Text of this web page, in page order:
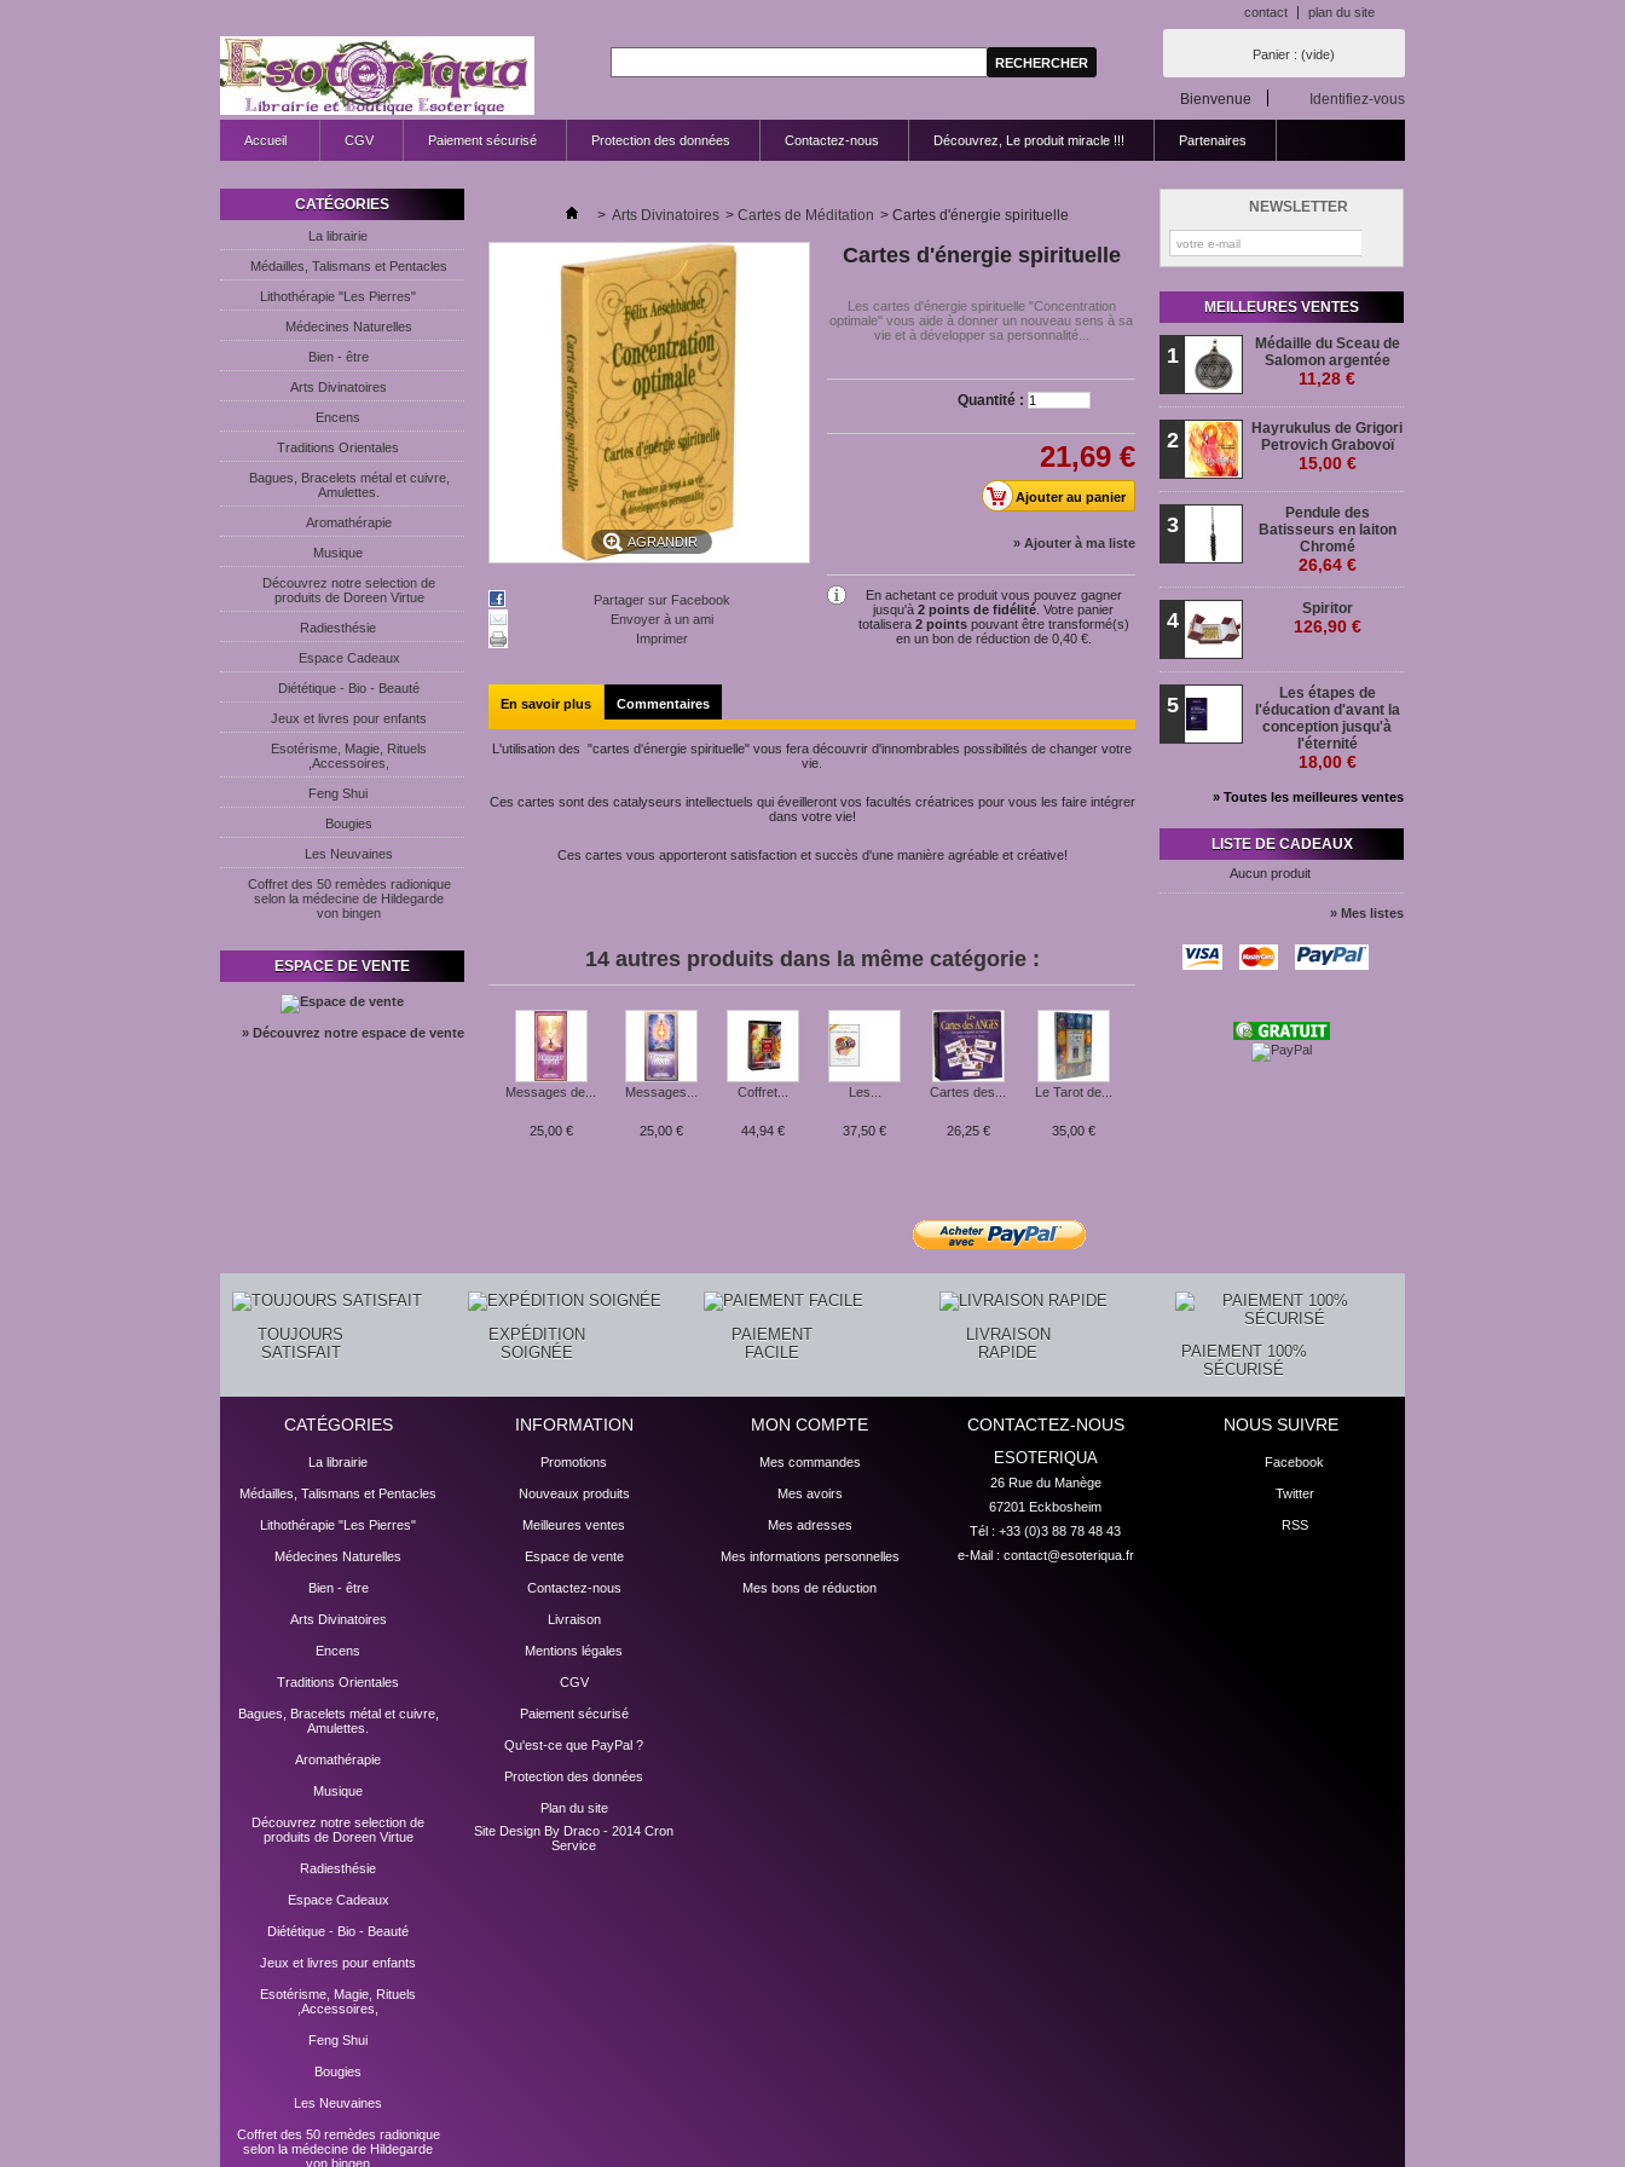
contact plan du site
Panier : (vide)
Bienvenue Identifiez-vous
Accueil CGV Paiement sécurisé Protection des données Contactez-nous Découvrez, Le produit miracle !!! Partenaires
CATÉGORIES
La librairie
Médailles, Talismans et Pentacles
Lithothérapie "Les Pierres"
Médecines Naturelles
Bien - être
Arts Divinatoires
Encens
Traditions Orientales
Bagues, Bracelets métal et cuivre,
Amulettes.
Aromathérapie
Musique
Découvrez notre selection de
produits de Doreen Virtue
Radiesthésie
Espace Cadeaux
Diététique - Bio - Beauté
Jeux et livres pour enfants
Esotérisme, Magie, Rituels
,Accessoires,
Feng Shui
Bougies
Les Neuvaines
Coffret des 50 remèdes radionique
selon la médecine de Hildegarde
von bingen
ESPACE DE VENTE
» Découvrez notre espace de vente
> Arts Divinatoires > Cartes de Méditation > Cartes d'énergie spirituelle
AGRANDIR
Partager sur Facebook
Envoyer à un ami
Imprimer
Cartes d'énergie spirituelle
Les cartes d'énergie spirituelle "Concentration
optimale" vous aide à donner un nouveau sens à sa
vie et à développer sa personnalité...
Quantité :
21,69 €
» Ajouter à ma liste
En achetant ce produit vous pouvez gagner
jusqu'à 2 points de fidélité . Votre panier
totalisera 2pointspouvant être transformé(s)
en un bon de réduction de 0,40 €.
En savoir plus Commentaires
L'utilisation des "cartes d'énergie spirituelle" vous fera découvrir d'innombrables possibilités de changer votre
vie.
Ces cartes sont des catalyseurs intellectuels qui éveilleront vos facultés créatrices pour vous les faire intégrer
dans votre vie!
Ces cartes vous apporteront satisfaction et succès d'une manière agréable et créative!
14 autres produits dans la même catégorie :
Messages de...
25,00 €
Messages...
25,00 €
Coffret...
44,94 €
Les...
37,50 €
Cartes des...
26,25 €
Le Tarot de...
35,00 €
NEWSLETTER
MEILLEURES VENTES
1
Médaille du Sceau de
Salomon argentée
11,28 €
2
Hayrukulus de Grigori
Petrovich Grabovoï
15,00 €
3
Pendule des
Batisseurs en laiton
Chromé
26,64 €
4 Spiritor
126,90 €
5
Les étapes de
l'éducation d'avant la
conception jusqu'à
l'éternité
18,00 €
» Toutes les meilleures ventes
LISTE DE CADEAUX
Aucun produit
» Mes listes
TOUJOURS
SATISFAIT
EXPÉDITION
SOIGNÉE
PAIEMENT
FACILE
LIVRAISON
RAPIDE
PAIEMENT 100%
SÉCURISÉ
CATÉGORIES
La librairie
Médailles, Talismans et Pentacles
Lithothérapie "Les Pierres"
Médecines Naturelles
Bien - être
Arts Divinatoires
Encens
Traditions Orientales
Bagues, Bracelets métal et cuivre,
Amulettes.
Aromathérapie
Musique
Découvrez notre selection de
produits de Doreen Virtue
Radiesthésie
Espace Cadeaux
Diététique - Bio - Beauté
Jeux et livres pour enfants
Esotérisme, Magie, Rituels
,Accessoires,
Feng Shui
Bougies
Les Neuvaines
Coffret des 50 remèdes radionique
selon la médecine de Hildegarde
von bingen
INFORMATION
Promotions
Nouveaux produits
Meilleures ventes
Espace de vente
Contactez-nous
Livraison
Mentions légales
CGV
Paiement sécurisé
Qu'est-ce que PayPal ?
Protection des données
Plan du site
Site Design By Draco - 2014 Cron
Service
MON COMPTE
Mes commandes
Mes avoirs
Mes adresses
Mes informations personnelles
Mes bons de réduction
CONTACTEZ-NOUS
ESOTERIQUA
26 Rue du Manège
67201 Eckbosheim
Tél : +33 (0)3 88 78 48 43
e-Mail : contact@esoteriqua.fr
NOUS SUIVRE
Facebook
Twitter
RSS